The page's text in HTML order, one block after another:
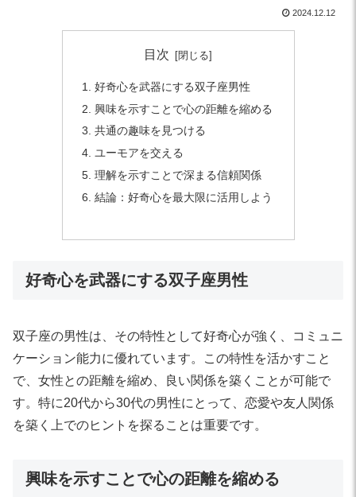
2024.12.12
目次
好奇心を武器にする双子座男性
興味を示すことで心の距離を縮める
共通の趣味を見つける
ユーモアを交える
理解を示すことで深まる信頼関係
結論：好奇心を最大限に活用しよう
好奇心を武器にする双子座男性
双子座の男性は、その特性として好奇心が強く、コミュニ
ケーション能力に優れています。この特性を活かすこと
で、女性との距離を縮め、良い関係を築くことが可能で
す。特に20代から30代の男性にとって、恋愛や友人関係
を築く上でのヒントを探ることは重要です。
興味を示すことで心の距離を縮める